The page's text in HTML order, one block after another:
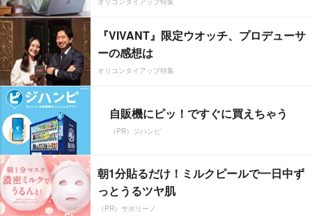
『VIVANT』限定ウオッチ、プロデューサ
ーの感想は
オリコンタイアップ特集
自販機にピッ！ですぐに買えちゃう
（PR）ジハンピ
朝1分貼るだけ！ミルクピールで一日中ず
っとうるツヤ肌
（PR）サボリーノ